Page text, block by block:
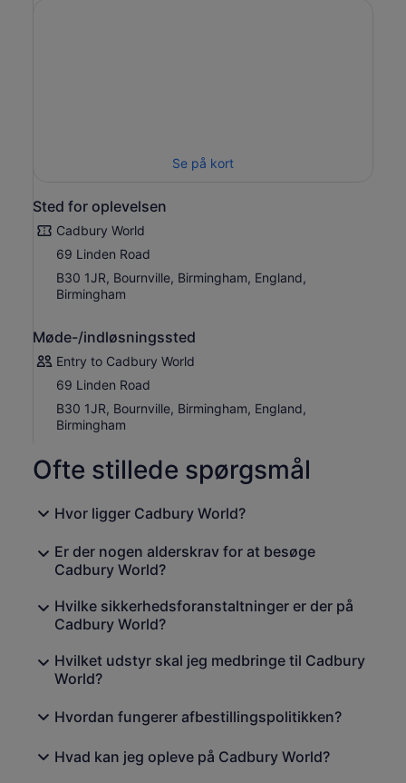
Se på kort
Sted for oplevelsen
Cadbury World
69 Linden Road
B30 1JR, Bournville, Birmingham, England,
Birmingham
Møde-/indløsningssted
Entry to Cadbury World
69 Linden Road
B30 1JR, Bournville, Birmingham, England,
Birmingham
Ofte stillede spørgsmål
Hvor ligger Cadbury World?
Er der nogen alderskrav for at besøge
Cadbury World?
Hvilke sikkerhedsforanstaltninger er der på
Cadbury World?
Hvilket udstyr skal jeg medbringe til Cadbury
World?
Hvordan fungerer afbestillingspolitikken?
Hvad kan jeg opleve på Cadbury World?